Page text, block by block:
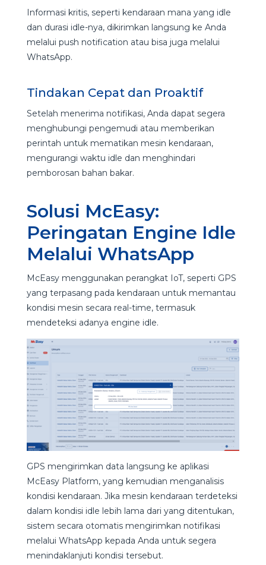
Informasi kritis, seperti kendaraan mana yang idle
dan durasi idle-nya, dikirimkan langsung ke Anda
melalui push notification atau bisa juga melalui
WhatsApp.
Tindakan Cepat dan Proaktif
Setelah menerima notifikasi, Anda dapat segera
menghubungi pengemudi atau memberikan
perintah untuk mematikan mesin kendaraan,
mengurangi waktu idle dan menghindari
pemborosan bahan bakar.
Solusi McEasy:
Peringatan Engine Idle
Melalui WhatsApp
McEasy menggunakan perangkat IoT, seperti GPS
yang terpasang pada kendaraan untuk memantau
kondisi mesin secara real-time, termasuk
mendeteksi adanya engine idle.
GPS mengirimkan data langsung ke aplikasi
McEasy Platform, yang kemudian menganalisis
kondisi kendaraan. Jika mesin kendaraan terdeteksi
dalam kondisi idle lebih lama dari yang ditentukan,
sistem secara otomatis mengirimkan notifikasi
melalui WhatsApp kepada Anda untuk segera
menindaklanjuti kondisi tersebut.